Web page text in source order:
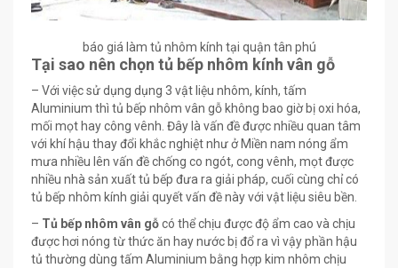
báo giá làm tủ nhôm kính tại quận tân phú
Tại sao nên chọn tủ bếp nhôm kính vân gỗ
– Với việc sử dụng dụng 3 vật liệu nhôm, kính, tấm
Aluminium thì tủ bếp nhôm vân gỗ không bao giờ bị oxi hóa,
mối mọt hay công vênh. Đây là vấn đề được nhiều quan tâm
với khí hậu thay đổi khắc nghiệt như ở Miền nam nóng ẩm
mưa nhiều lên vấn đề chống co ngót, cong vênh, mọt được
nhiều nhà sản xuất tủ bếp đưa ra giải pháp, cuối cùng chỉ có
tủ bếp nhôm kính giải quyết vấn đề này với vật liệu siêu bền.
– Tủ bếp nhôm vân gỗcó thể chịu được độ ẩm cao và chịu
được hơi nóng từ thức ăn hay nước bị đổ ra vì vậy phần hậu
tủ thường dùng tấm Aluminium bằng hợp kim nhôm chịu